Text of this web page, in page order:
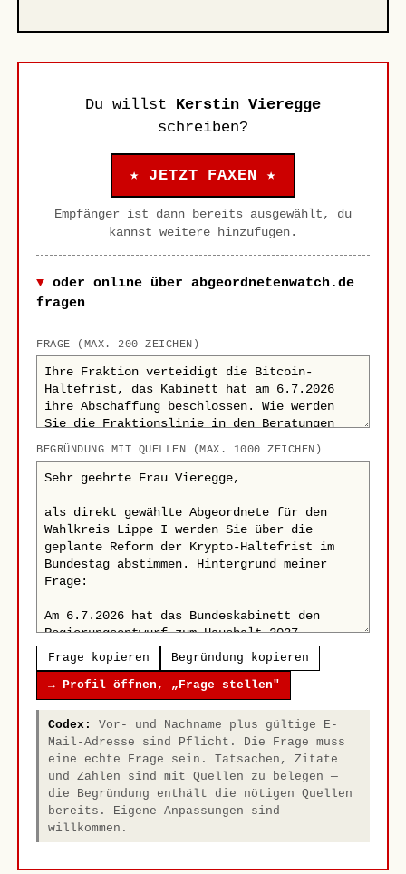
Du willst Kerstin Vieregge
schreiben?
★ JETZT FAXEN ★
Empfänger ist dann bereits ausgewählt, du
kannst weitere hinzufügen.
oder online über abgeordnetenwatch.de
fragen
FRAGE (MAX. 200 ZEICHEN)
BEGRÜNDUNG MIT QUELLEN (MAX. 1000 ZEICHEN)
Frage kopieren Begründung kopieren
→ Profil öffnen, „Frage stellen"
Codex:
Vor- und Nachname plus gültige E-
Mail-Adresse sind Pflicht. Die Frage muss
eine echte Frage sein. Tatsachen, Zitate
und Zahlen sind mit Quellen zu belegen —
die Begründung enthält die nötigen Quellen
bereits. Eigene Anpassungen sind
willkommen.